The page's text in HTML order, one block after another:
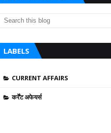
LABELS
CURRENT AFFAIRS
कर्रेंट अफेयर्स